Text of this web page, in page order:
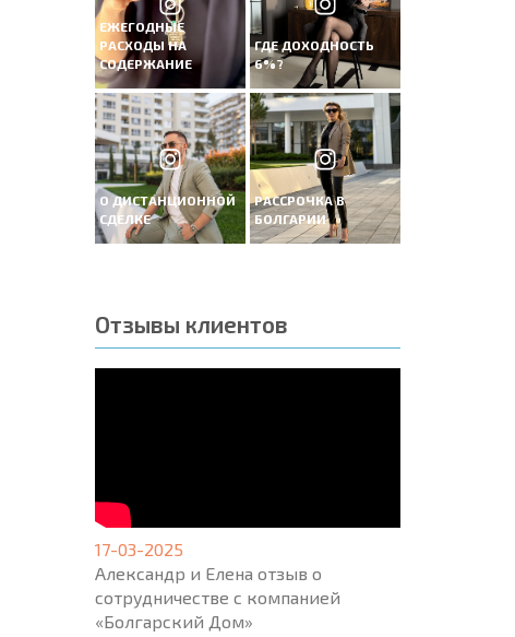
ЕЖЕГОДНЫЕ
РАСХОДЫ НА
СОДЕРЖАНИЕ
ГДЕ ДОХОДНОСТЬ
6%?
О ДИСТАНЦИОННОЙ
СДЕЛКЕ
РАССРОЧКА В
БОЛГАРИИ
Отзывы клиентов
17-03-2025
Александр и Елена отзыв о
сотрудничестве с компанией
«Болгарский Дом»